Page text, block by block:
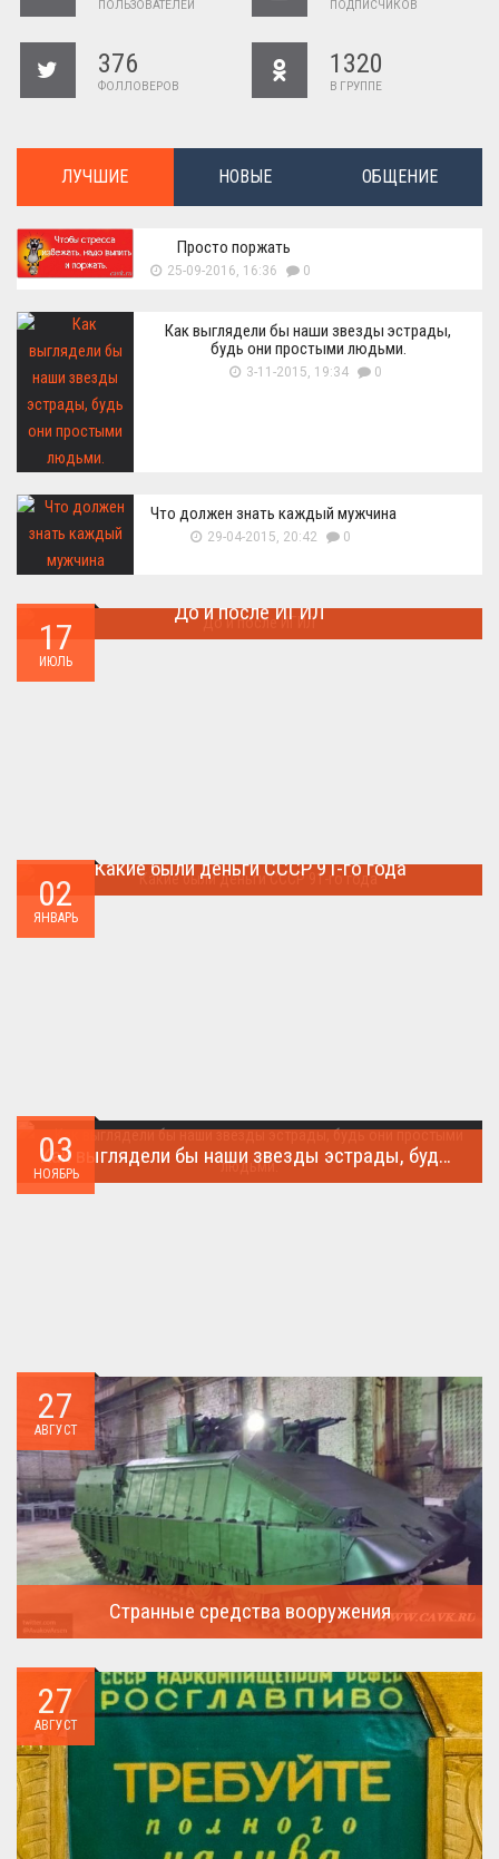
ПОЛЬЗОВАТЕЛЕЙ ПОДПИСЧИКОВ
376
ФОЛЛОВЕРОВ
1320
В ГРУППЕ
ЛУЧШИЕ НОВЫЕ ОБЩЕНИЕ
Просто поржать
25-09-2016, 16:36 0
Как выглядели бы наши звезды эстрады,
будь они простыми людьми.
3-11-2015, 19:34 0
Что должен знать каждый мужчина
29-04-2015, 20:42 0
17
ИЮЛЬ
До и после ИГИЛ
02
ЯНВАРЬ
Какие были деньги СССР 91-го года
03
НОЯБРЬ
Как выглядели бы наши звезды эстрады, будь они простыми людьми.
27
АВГУСТ
Странные средства вооружения
27
АВГУСТ